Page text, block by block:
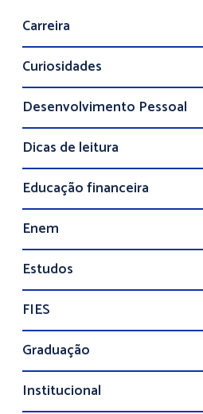
Carreira
Curiosidades
Desenvolvimento Pessoal
Dicas de leitura
Educação financeira
Enem
Estudos
FIES
Graduação
Institucional